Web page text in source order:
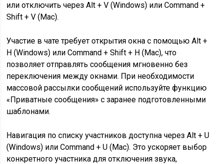
или отключить через Alt + V (Windows) или Command +
Shift + V (Mac).
Участие в чате требует открытия окна с помощью Alt +
H (Windows) или Command + Shift + H (Mac), что
позволяет отправлять сообщения мгновенно без
переключения между окнами. При необходимости
массовой рассылки сообщений используйте функцию
«Приватные сообщения» с заранее подготовленными
шаблонами.
Навигация по списку участников доступна через Alt + U
(Windows) или Command + U (Mac). Это ускоряет выбор
конкретного участника для отключения звука,